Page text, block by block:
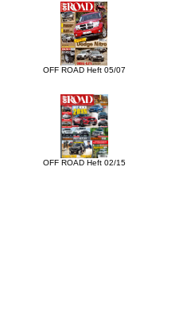
OFF ROAD Heft 05/07
OFF ROAD Heft 02/15